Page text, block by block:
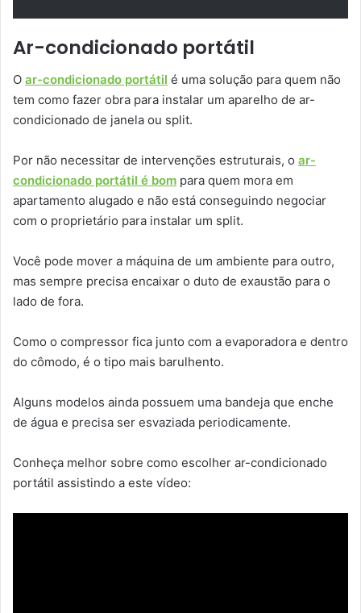
Ar-condicionado portátil
O ar-condicionado portátil é uma solução para quem não
tem como fazer obra para instalar um aparelho de ar-
condicionado de janela ou split.
Por não necessitar de intervenções estruturais, o ar-
condicionado portátil é bom para quem mora em
apartamento alugado e não está conseguindo negociar
com o proprietário para instalar um split.
Você pode mover a máquina de um ambiente para outro,
mas sempre precisa encaixar o duto de exaustão para o
lado de fora.
Como o compressor fica junto com a evaporadora e dentro
do cômodo, é o tipo mais barulhento.
Alguns modelos ainda possuem uma bandeja que enche
de água e precisa ser esvaziada periodicamente.
Conheça melhor sobre como escolher ar-condicionado
portátil assistindo a este vídeo: